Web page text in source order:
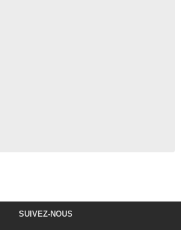
SUIVEZ-NOUS